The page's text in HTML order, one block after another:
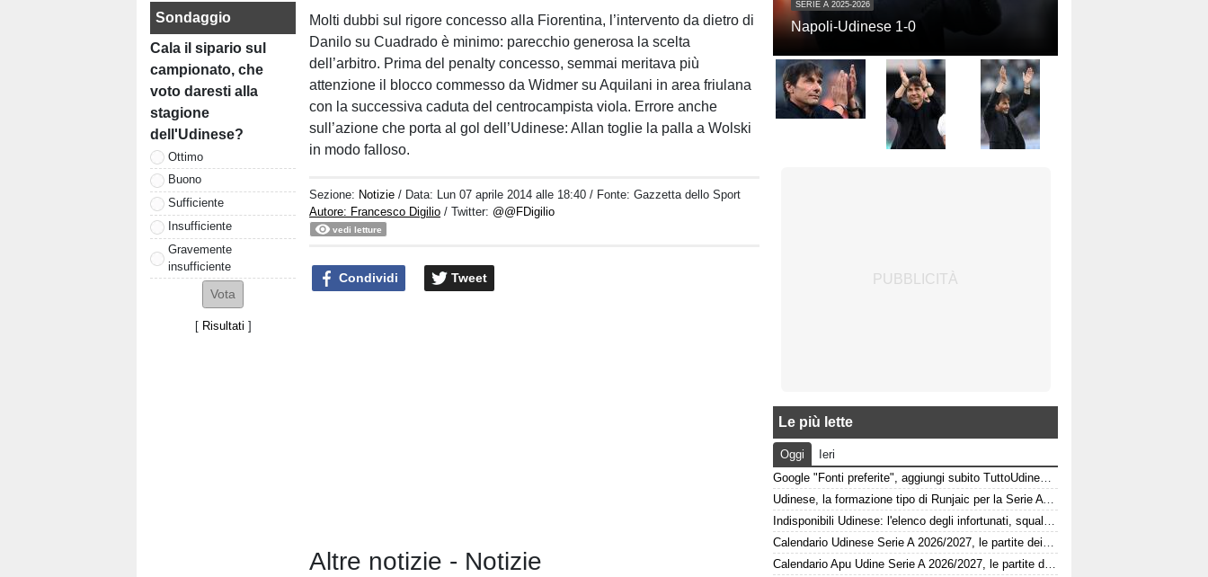
Sondaggio
Cala il sipario sul
campionato, che
voto daresti alla
stagione
dell'Udinese?
Ottimo
Buono
Sufficiente
Insufficiente
Gravemente
insufficiente
[ Risultati ]
Molti dubbi sul rigore concesso alla Fiorentina, l’intervento da dietro di
Danilo su Cuadrado è minimo: parecchio generosa la scelta
dell’arbitro. Prima del penalty concesso, semmai meritava più
attenzione il blocco commesso da Widmer su Aquilani in area friulana
con la successiva caduta del centrocampista viola. Errore anche
sull’azione che porta al gol dell’Udinese: Allan toglie la palla a Wolski
in modo falloso.
Sezione: Notizie / Data: Lun 07 aprile 2014 alle 18:40 / Fonte: Gazzetta dello Sport
Autore: Francesco Digilio / Twitter: @@FDigilio
vedi letture
Condividi Tweet
Altre notizie - Notizie
SERIE A 2025-2026
Napoli-Udinese 1-0
Le più lette
Oggi
Ieri
Google "Fonti preferite", aggiungi subito TuttoUdinese e personalizza le tue notizie
Udinese, la formazione tipo di Runjaic per la Serie A 2026/2027
Indisponibili Udinese: l'elenco degli infortunati, squalificati e diffidati
Calendario Udinese Serie A 2026/2027, le partite dei bianconeri: date e orari
Calendario Apu Udine Serie A 2026/2027, le partite dei bianconeri in Lba: date e orari